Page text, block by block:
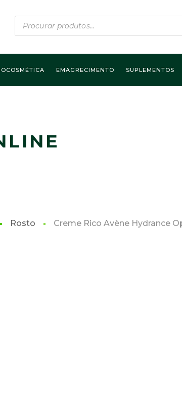
Products
search
EMAGRECIMENTO SUPLEMENTOS
Rosto Creme Rico Avène Hydrance